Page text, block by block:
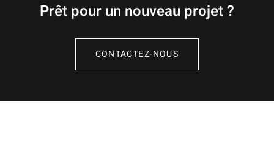
Prêt pour un nouveau projet ?
CONTACTEZ-NOUS